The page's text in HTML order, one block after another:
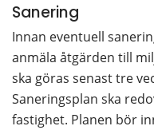
Sanering
Innan eventuell
anmäla åtgärden till
ska göras senast tre
Saneringsplan ska
fastighet. Planen bör